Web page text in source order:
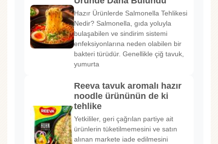
Hazır Ürünlerde Salmonella Tehlikesi
Nedir? Salmonella, gıda yoluyla
bulaşabilen ve sindirim sistemi
enfeksiyonlarına neden olabilen bir
bakteri türüdür. Genellikle çiğ tavuk,
yumurta
Reeva tavuk aromalı hazır
noodle ürününün de ki
tehlike
Yetkililer, geri çağrılan partiye ait
ürünlerin tüketilmemesini ve satın
alınan markete iade edilmesini